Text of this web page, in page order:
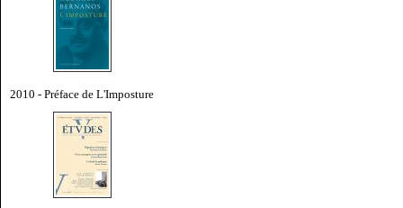
2010 - Préface de L'Imposture